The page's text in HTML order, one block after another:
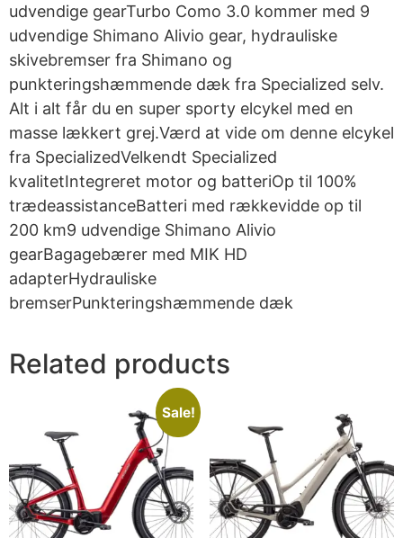
udvendige gearTurbo Como 3.0 kommer med 9
udvendige Shimano Alivio gear, hydrauliske
skivebremser fra Shimano og
punkteringshæmmende dæk fra Specialized selv.
Alt i alt får du en super sporty elcykel med en
masse lækkert grej.Værd at vide om denne elcykel
fra SpecializedVelkendt Specialized
kvalitetIntegreret motor og batteriOp til 100%
trædeassistanceBatteri med rækkevidde op til
200 km9 udvendige Shimano Alivio
gearBagagebærer med MIK HD
adapterHydrauliske
bremserPunkteringshæmmende dæk
Related products
Sale!